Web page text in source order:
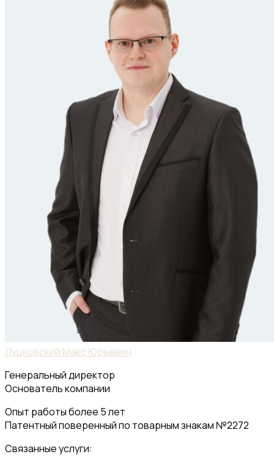
Луцковский Макс Юрьевич
Генеральный директор
Основатель компании
Опыт работы более 5 лет
Патентный поверенный по товарным знакам №2272
Связанные услуги: